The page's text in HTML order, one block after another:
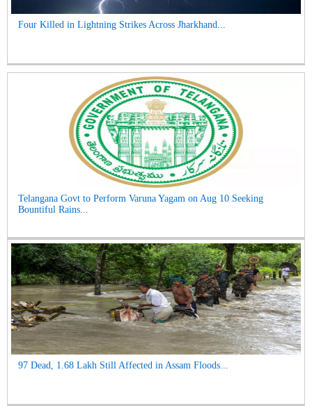
Four Killed in Lightning Strikes Across Jharkhand...
Telangana Govt to Perform Varuna Yagam on Aug 10 Seeking
Bountiful Rains...
97 Dead, 1.68 Lakh Still Affected in Assam Floods...